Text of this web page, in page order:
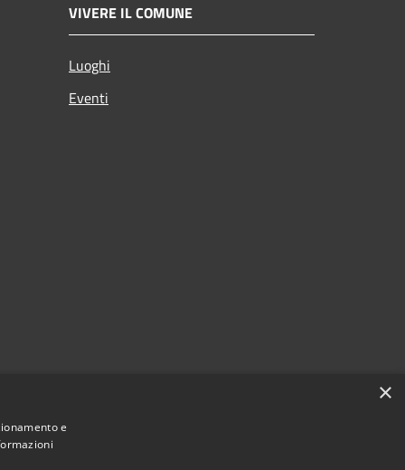
VIVERE IL COMUNE
Luoghi
Eventi
×
e